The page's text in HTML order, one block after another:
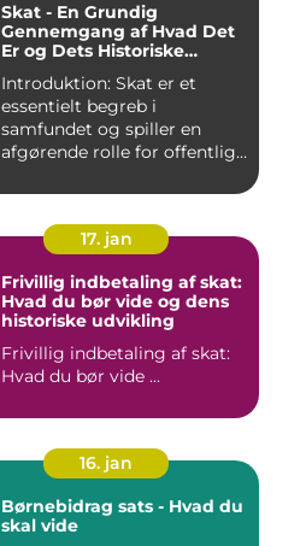
Skat - En Grundig
Gennemgang af Hvad Det
Er og Dets Historiske
Introduktion: Skat er et
essentielt begreb i
samfundet og spiller en
afgørende rolle for offentlige
17. jan
Frivillig indbetaling af skat:
Hvad du bør vide og dens
historiske udvikling
Frivillig indbetaling af skat:
Hvad du bør vide ...
16. jan
Børnebidrag sats - Hvad du
skal vide